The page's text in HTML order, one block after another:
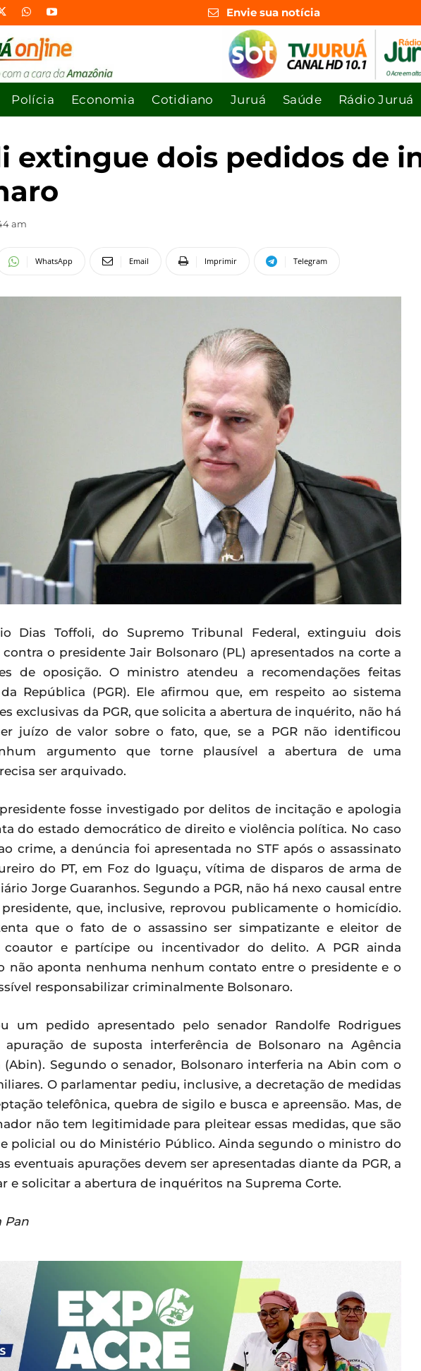
Envie sua notícia
Polícia Economia Cotidiano Juruá Saúde Rádio Juruá
extingue dois pedidos de
am
WhatsApp Email Imprimir Telegram
Dias Toffoli, do Supremo Tribunal Federal, extinguiu dois
o presidente Jair Bolsonaro (PL) apresentados na corte a
de oposição. O ministro atendeu a recomendações feitas
República (PGR). Ele afirmou que, em respeito ao sistema
exclusivas da PGR, que solicita a abertura de inquérito, não há
juízo de valor sobre o fato, que, se a PGR não identificou
argumento que torne plausível a abertura de uma
ser arquivado.
fosse investigado por delitos de incitação e apologia
do estado democrático de direito e violência política. No caso
crime, a denúncia foi apresentada no STF após o assassinato
do PT, em Foz do Iguaçu, vítima de disparos de arma de
Jorge Guaranhos. Segundo a PGR, não há nexo causal entre
que, inclusive, reprovou publicamente o homicídio.
que o fato de o assassino ser simpatizante e eleitor de
e partícipe ou incentivador do delito. A PGR ainda
não aponta nenhuma nenhum contato entre o presidente e o
responsabilizar criminalmente Bolsonaro.
um pedido apresentado pelo senador Randolfe Rodrigues
apuração de suposta interferência de Bolsonaro na Agência
(Abin). Segundo o senador, Bolsonaro interferia na Abin com o
O parlamentar pediu, inclusive, a decretação de medidas
telefônica, quebra de sigilo e busca e apreensão. Mas, de
não tem legitimidade para pleitear essas medidas, que são
policial ou do Ministério Público. Ainda segundo o ministro do
eventuais apurações devem ser apresentadas diante da PGR, a
e solicitar a abertura de inquéritos na Suprema Corte.
Pan